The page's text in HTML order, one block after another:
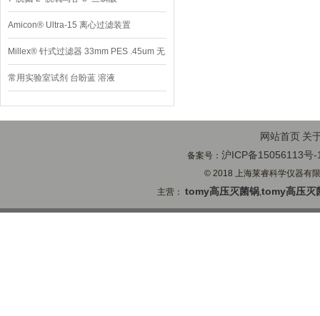
Amicon® Ultra-15 离心过滤装置
Millex® 针式过滤器 33mm PES .45um 无
菌
常用实验室试剂 台盼蓝 溶液
网站首页 关
备案号：沪ICP备15056113号-
© 2018 上海莱睿科学仪器有
主营：tomy高压灭菌锅,tomy高压灭